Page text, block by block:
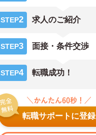
STEP2 求人のご紹介
STEP3 面接・条件交渉
STEP4 転職成功！
転職サポートに登録